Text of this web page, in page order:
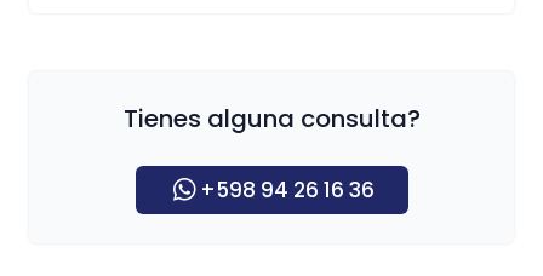
Tienes alguna consulta?
+598 94 26 16 36